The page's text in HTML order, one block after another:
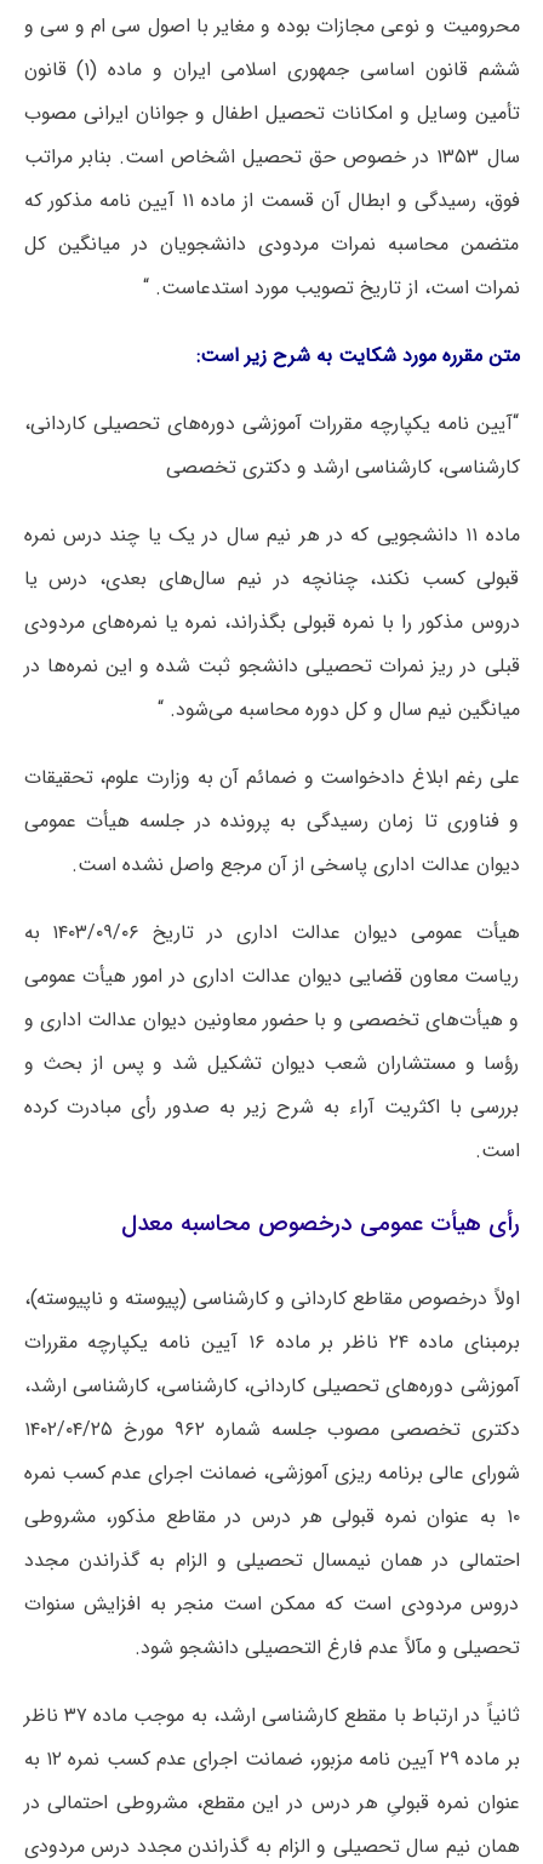
محرومیت و نوعی مجازات بوده و مغایر با اصول سی ام و سی و
ششم قانون اساسی جمهوری اسلامی ایران و ماده (۱) قانون
تأمین وسایل و امکانات تحصیل اطفال و جوانان ایرانی مصوب
سال ۱۳۵۳ در خصوص حق تحصیل اشخاص است. بنابر مراتب
فوق، رسیدگی و ابطال آن قسمت از ماده ۱۱ آیین نامه مذکور که
متضمن محاسبه نمرات مردودی دانشجویان در میانگین کل
نمرات است، از تاریخ تصویب مورد استدعاست. “
متن مقرره مورد شکایت به شرح زیر است:
“آیین نامه یکپارچه مقررات آموزشی دوره‌های تحصیلی کاردانی،
کارشناسی، کارشناسی ارشد و دکتری تخصصی
ماده ۱۱ دانشجویی که در هر نیم سال در یک یا چند درس نمره
قبولی کسب نکند، چنانچه در نیم سال‌های بعدی، درس یا
دروس مذکور را با نمره قبولی بگذراند، نمره یا نمره‌های مردودی
قبلی در ریز نمرات تحصیلی دانشجو ثبت شده و این نمره‌ها در
میانگین نیم سال و کل دوره محاسبه می‌شود. “
علی رغم ابلاغ دادخواست و ضمائم آن به وزارت علوم، تحقیقات
و فناوری تا زمان رسیدگی به پرونده در جلسه هیأت عمومی
دیوان عدالت اداری پاسخی از آن مرجع واصل نشده است.
هیأت عمومی دیوان عدالت اداری در تاریخ ۰۶/‏۰۹/‏۱۴۰۳‬ به
ریاست معاون قضایی دیوان عدالت اداری در امور هیأت عمومی
و هیأت‌های تخصصی و با حضور معاونین دیوان عدالت اداری و
رؤسا و مستشاران شعب دیوان تشکیل شد و پس از بحث و
بررسی با اکثریت آراء به شرح زیر به صدور رأی مبادرت کرده
است.
رأی هیأت عمومی درخصوص محاسبه معدل
اولاً درخصوص مقاطع کاردانی و کارشناسی (پیوسته و ناپیوسته)،
برمبنای ماده ۲۴ ناظر بر ماده ۱۶ آیین نامه یکپارچه مقررات
آموزشی دوره‌های تحصیلی کاردانی، کارشناسی، کارشناسی ارشد،
شورای عالی برنامه ریزی آموزشی، ضمانت اجرای عدم کسب نمره
۱۰ به عنوان نمره قبولی هر درس در مقاطع مذکور، مشروطی
احتمالی در همان نیمسال تحصیلی و الزام به گذراندن مجدد
دروس مردودی است که ممکن است منجر به افزایش سنوات
تحصیلی و مآلاً عدم فارغ التحصیلی دانشجو شود.
ثانیاً در ارتباط با مقطع کارشناسی ارشد، به موجب ماده ۳۷ ناظر
بر ماده ۲۹ آیین نامه مزبور، ضمانت اجرای عدم کسب نمره ۱۲ به
عنوان نمره قبولیِ هر درس در این مقطع، مشروطی احتمالی در
همان نیم سال تحصیلی و الزام به گذراندن مجدد درس مردودی